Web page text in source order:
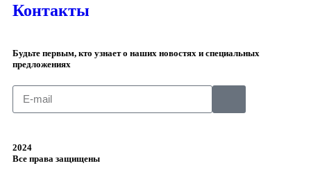
Контакты
Будьте первым, кто узнает о наших новостях и специальных
предложениях
2024
Все права защищены